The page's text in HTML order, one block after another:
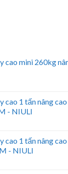
cao mini 260kg
cao 1 tấn nâng
- NIULI
cao 1 tấn nâng
- NIULI